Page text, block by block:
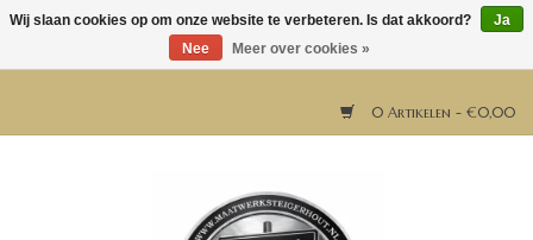
0 Artikelen - €0,00
Wij slaan cookies op om onze website te verbeteren. Is dat akkoord?
Ja
Nee
Meer over cookies »